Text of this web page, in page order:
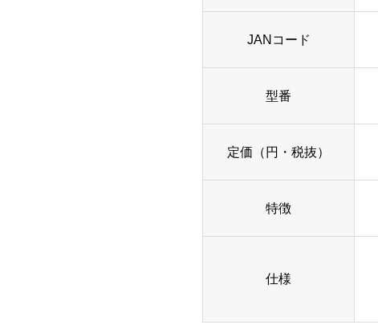
JANコード
型番
定価（円・税抜）
特徴
仕様